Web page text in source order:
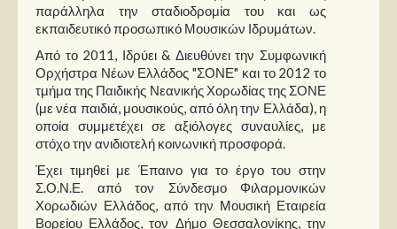
παράλληλα την σταδιοδρομία του και ως
εκπαιδευτικό προσωπικό Μουσικών Ιδρυμάτων.
Από το 2011, Ιδρύει & Διευθύνει την Συμφωνική
Ορχήστρα Νέων Ελλάδος "ΣΟΝΕ" και το 2012 το
τμήμα της Παιδικής Νεανικής Χορωδίας της ΣΟΝΕ
(με νέα παιδιά, μουσικούς, από όλη την Ελλάδα), η
οποία συμμετέχει σε αξιόλογες συναυλίες, με
στόχο την ανιδιοτελή κοινωνική προσφορά.
Έχει τιμηθεί με Έπαινο για το έργο του στην
Σ.Ο.Ν.Ε. από τον Σύνδεσμο Φιλαρμονικών
Χορωδιών Ελλάδος, από την Μουσική Εταιρεία
Βορείου Ελλάδος, τον Δήμο Θεσσαλονίκης, την